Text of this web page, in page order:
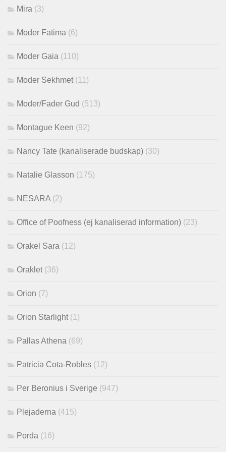
Mira (3)
Moder Fatima (6)
Moder Gaia (110)
Moder Sekhmet (11)
Moder/Fader Gud (513)
Montague Keen (92)
Nancy Tate (kanaliserade budskap) (30)
Natalie Glasson (175)
NESARA (2)
Office of Poofness (ej kanaliserad information) (23)
Orakel Sara (12)
Oraklet (36)
Orion (7)
Orion Starlight (1)
Pallas Athena (69)
Patricia Cota-Robles (12)
Per Beronius i Sverige (947)
Plejaderna (415)
Porda (16)